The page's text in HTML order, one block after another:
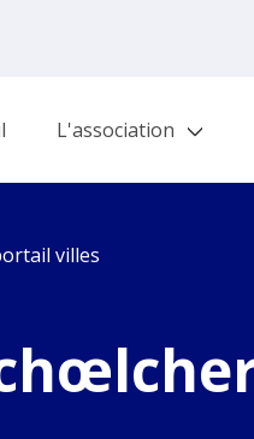
L'association
villes